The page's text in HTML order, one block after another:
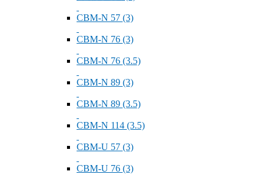
СВМ-N 57 (3)
СВМ-N 76 (3)
СВМ-N 76 (3.5)
СВМ-N 89 (3)
СВМ-N 89 (3.5)
СВМ-N 114 (3.5)
СВМ-U 57 (3)
СВМ-U 76 (3)